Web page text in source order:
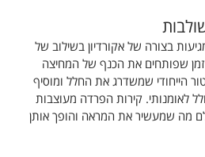
בצורה של אקורדיון בשילוב של
שפותחים את הכנף של המחיצה
הייחודי שמשדרג את החלל ומוסיף
לאומנותי. קירות הפרדה מעוצבות
מה שמעשיר את המראה והופך אותן